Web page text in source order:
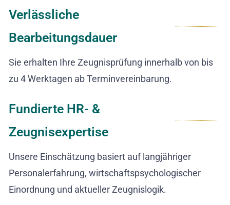
Verlässliche
Bearbeitungsdauer
Sie erhalten Ihre Zeugnisprüfung innerhalb von bis
zu 4 Werktagen ab Terminvereinbarung.
Fundierte HR- &
Zeugnisexpertise
Unsere Einschätzung basiert auf langjähriger
Personalerfahrung, wirtschaftspsychologischer
Einordnung und aktueller Zeugnislogik.